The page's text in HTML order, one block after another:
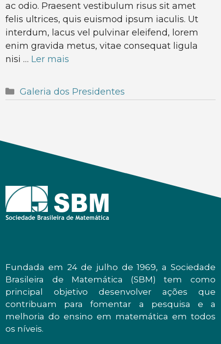
ac odio. Praesent vestibulum risus sit amet
felis ultrices, quis euismod ipsum iaculis. Ut
interdum, lacus vel pulvinar eleifend, lorem
enim gravida metus, vitae consequat ligula
nisi … Ler mais
Categorias
Galeria dos Presidentes
Fundada em 24 de julho de 1969, a Sociedade
Brasileira de Matemática (SBM) tem como
principal objetivo desenvolver ações que
contribuam para fomentar a pesquisa e a
melhoria do ensino em matemática em todos
os níveis.